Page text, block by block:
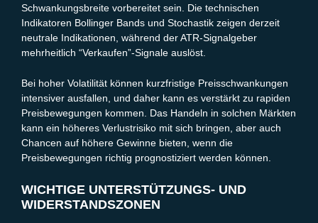
Schwankungsbreite vorbereitet sein. Die technischen
Indikatoren Bollinger Bands und Stochastik zeigen derzeit
neutrale Indikationen, während der ATR-Signalgeber
mehrheitlich “Verkaufen”-Signale auslöst.
Bei hoher Volatilität können kurzfristige Preisschwankungen
intensiver ausfallen, und daher kann es verstärkt zu rapiden
Preisbewegungen kommen. Das Handeln in solchen Märkten
kann ein höheres Verlustrisiko mit sich bringen, aber auch
Chancen auf höhere Gewinne bieten, wenn die
Preisbewegungen richtig prognostiziert werden können.
WICHTIGE UNTERSTÜTZUNGS- UND
WIDERSTANDSZONEN